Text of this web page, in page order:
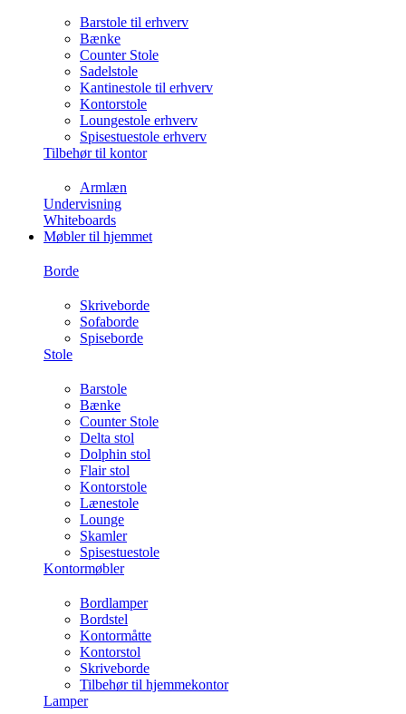
Barstole til erhverv
Bænke
Counter Stole
Sadelstole
Kantinestole til erhverv
Kontorstole
Loungestole erhverv
Spisestuestole erhverv
Tilbehør til kontor
Armlæn
Undervisning
Whiteboards
Møbler til hjemmet
Borde
Skriveborde
Sofaborde
Spiseborde
Stole
Barstole
Bænke
Counter Stole
Delta stol
Dolphin stol
Flair stol
Kontorstole
Lænestole
Lounge
Skamler
Spisestuestole
Kontormøbler
Bordlamper
Bordstel
Kontormåtte
Kontorstol
Skriveborde
Tilbehør til hjemmekontor
Lamper